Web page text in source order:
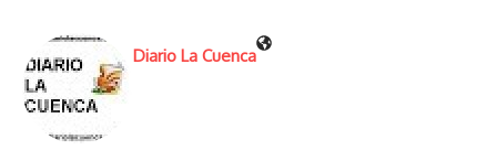
Diario La Cuenca